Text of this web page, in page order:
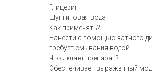
Глицерин
Шунгитовая вода
Как применять?
Нанести с помощью ватного
требует смывания водой.
Что делает препарат?
Обеспечивает выраженный